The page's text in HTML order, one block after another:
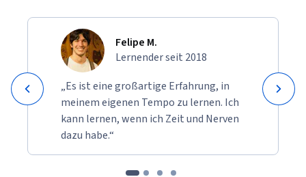
Felipe M.
Lernender seit 2018
„Es ist eine großartige Erfahrung, in
meinem eigenen Tempo zu lernen. Ich
kann lernen, wenn ich Zeit und Nerven
dazu habe.“